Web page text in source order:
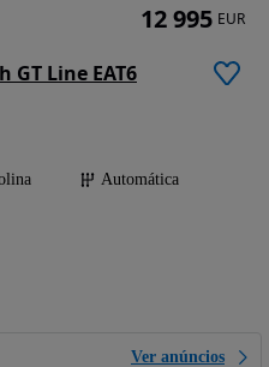
GT Line EAT6
Automática
Ver anúncios
12 995 EUR